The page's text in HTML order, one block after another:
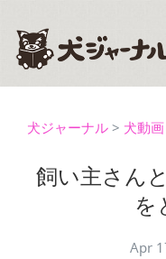
犬ジャーナル > 犬動画
飼い主さん
を
Apr